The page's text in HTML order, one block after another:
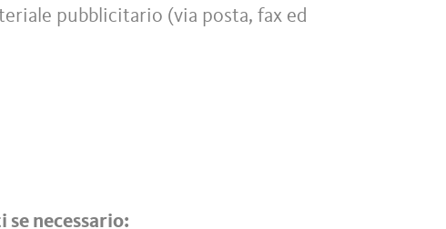
pubblicitario (via posta, fax ed
necessario: